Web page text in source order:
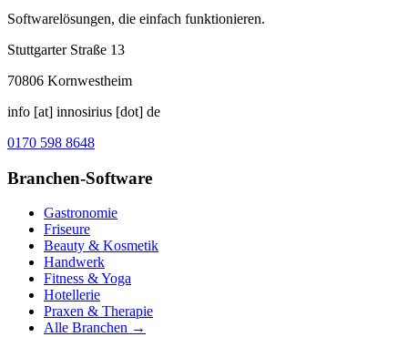
Softwarelösungen, die einfach funktionieren.
Stuttgarter Straße 13
70806 Kornwestheim
info [at] innosirius [dot] de
0170 598 8648
Branchen-Software
Gastronomie
Friseure
Beauty & Kosmetik
Handwerk
Fitness & Yoga
Hotellerie
Praxen & Therapie
Alle Branchen →